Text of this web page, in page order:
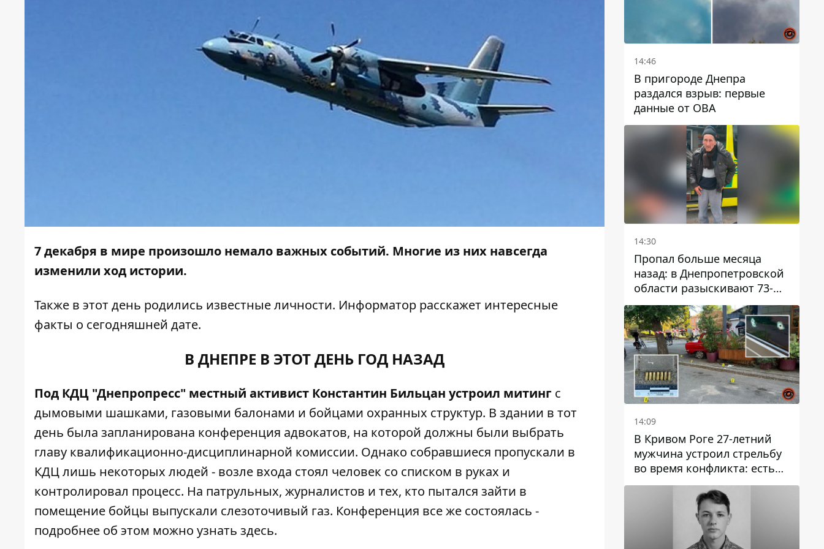
7 декабря в мире произошло немало важных событий. Многие из них навсегда
изменили ход истории.
Также в этот день родились известные личности. Информатор расскажет интересные
факты о сегодняшней дате.
В ДНЕПРЕ В ЭТОТ ДЕНЬ ГОД НАЗАД
Под КДЦ "Днепропресс" местный активист Константин Бильцан устроил митинг с
дымовыми шашками, газовыми балонами и бойцами охранных структур. В здании в тот
день была запланирована конференция адвокатов, на которой должны были выбрать
главу квалификационно-дисциплинарной комиссии. Однако собравшиеся пропускали в
КДЦ лишь некоторых людей - возле входа стоял человек со списком в руках и
контролировал процесс. На патрульных, журналистов и тех, кто пытался зайти в
помещение бойцы выпускали слезоточивый газ. Конференция все же состоялась -
подробнее об этом можно узнать здесь.
14:46
В пригороде Днепра
раздался взрыв: первые
данные от ОВА
14:30
Пропал больше месяца
назад: в Днепропетровской
области разыскивают 73-
летнего мужчину
14:09
В Кривом Роге 27-летний
мужчина устроил стрельбу
во время конфликта: есть
раненый